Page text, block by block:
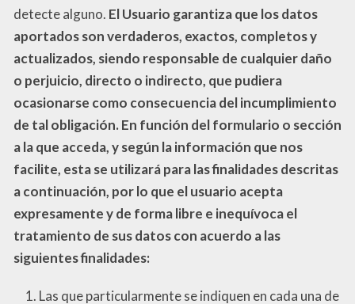
detecte alguno. El Usuario garantiza que los datos
aportados son verdaderos, exactos, completos y
actualizados, siendo responsable de cualquier daño
o perjuicio, directo o indirecto, que pudiera
ocasionarse como consecuencia del incumplimiento
de tal obligación. En función del formulario o sección
a la que acceda, y según la información que nos
facilite, esta se utilizará para las finalidades descritas
a continuación, por lo que el usuario acepta
expresamente y de forma libre e inequívoca el
tratamiento de sus datos con acuerdo a las
siguientes finalidades:
Las que particularmente se indiquen en cada una de